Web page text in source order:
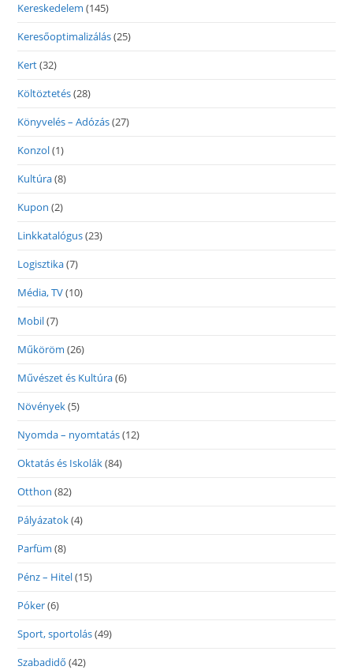
Kereskedelem (145)
Keresőoptimalizálás(25)
Kert(32)
Költöztetés(28)
Könyvelés – Adózás(27)
Konzol(1)
Kultúra(8)
Kupon (2)
Linkkatalógus(23)
Logisztika(7)
Média, TV(10)
Mobil(7)
Műköröm (26)
Művészet és Kultúra(6)
Növények(5)
Nyomda – nyomtatás(12)
Oktatás és Iskolák(84)
Otthon (82)
Pályázatok(4)
Parfüm (8)
Pénz – Hitel(15)
Póker(6)
Sport, sportolás(49)
Szabadidő (42)